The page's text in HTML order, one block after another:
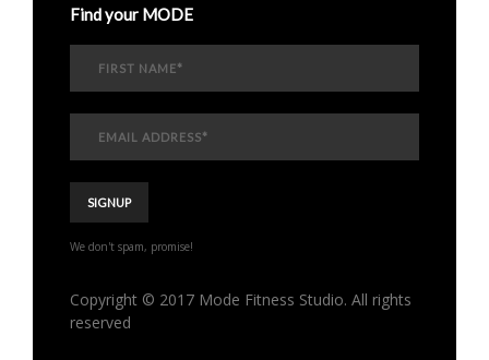
Find your MODE
We don't spam, promise!
Copyright © 2017 Mode Fitness Studio. All rights
reserved